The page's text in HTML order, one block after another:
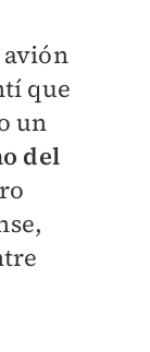
avión
que
un
del